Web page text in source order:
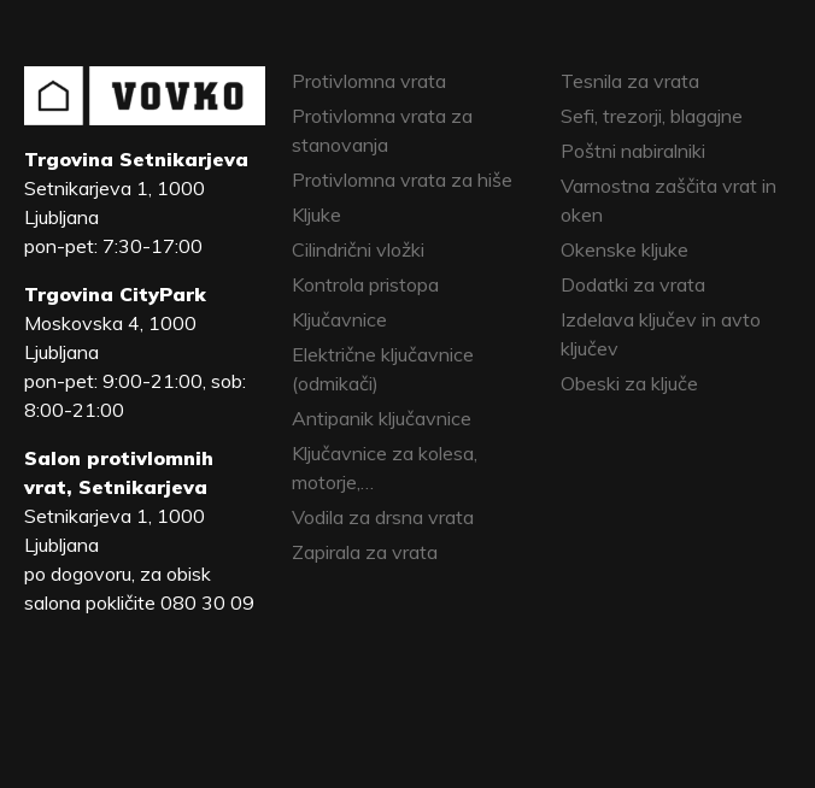
Trgovina Setnikarjeva
Setnikarjeva 1, 1000
Ljubljana
pon-pet: 7:30-17:00
Trgovina CityPark
Moskovska 4, 1000
Ljubljana
pon-pet: 9:00-21:00, sob:
8:00-21:00
Salon protivlomnih
vrat, Setnikarjeva
Setnikarjeva 1, 1000
Ljubljana
po dogovoru, za obisk
salona pokličite 080 30 09
Protivlomna vrata
Protivlomna vrata za
stanovanja
Protivlomna vrata za hiše
Kljuke
Cilindrični vložki
Kontrola pristopa
Ključavnice
Električne ključavnice
(odmikači)
Antipanik ključavnice
Ključavnice za kolesa,
motorje,…
Vodila za drsna vrata
Zapirala za vrata
Tesnila za vrata
Sefi, trezorji, blagajne
Poštni nabiralniki
Varnostna zaščita vrat in
oken
Okenske kljuke
Dodatki za vrata
Izdelava ključev in avto
ključev
Obeski za ključe